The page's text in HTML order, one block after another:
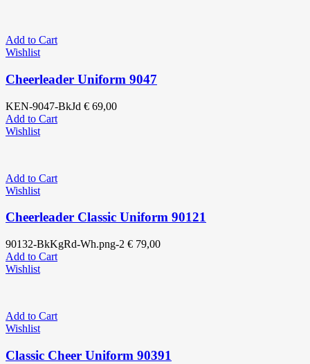
Add to Cart
Wishlist
Cheerleader Uniform 9047
KEN-9047-BkJd € 69,00
Add to Cart
Wishlist
Add to Cart
Wishlist
Cheerleader Classic Uniform 90121
90132-BkKgRd-Wh.png-2 € 79,00
Add to Cart
Wishlist
Add to Cart
Wishlist
Classic Cheer Uniform 90391